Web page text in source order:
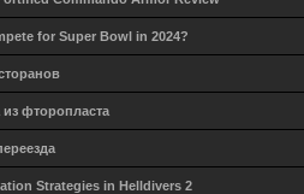
for Super Bowl in 2024?
фторопласта
Strategies in Helldivers 2